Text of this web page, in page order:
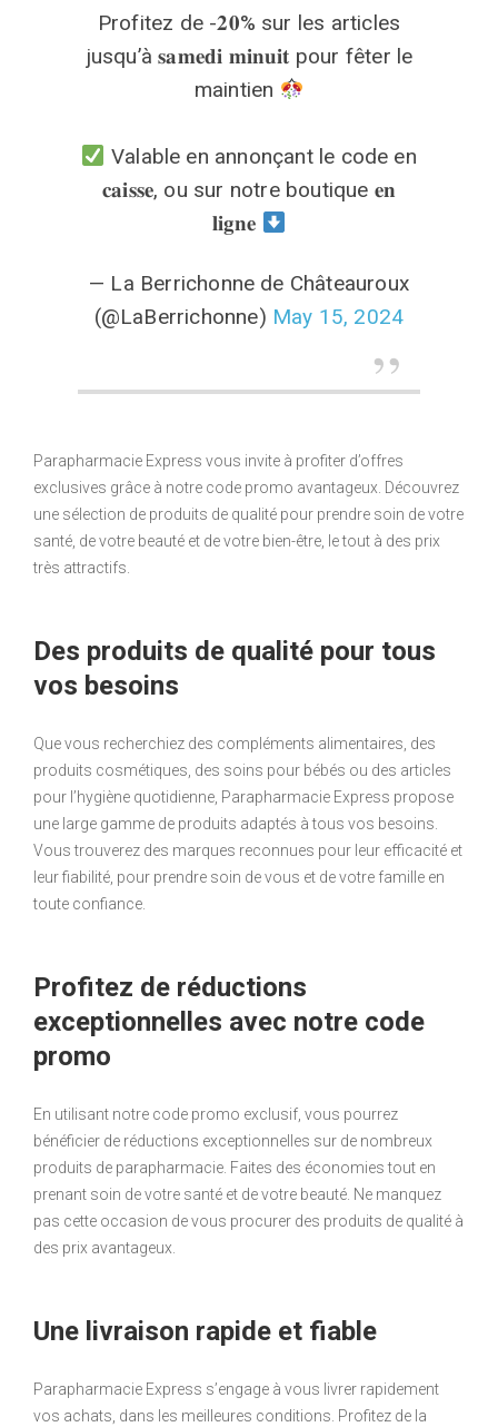
Profitez de -𝟐𝟎% sur les articles
jusqu’à 𝐬𝐚𝐦𝐞𝐝𝐢 𝐦𝐢𝐧𝐮𝐢𝐭 pour fêter le
maintien
Valable en annonçant le code en
𝐜𝐚𝐢𝐬𝐬𝐞, ou sur notre boutique 𝐞𝐧
𝐥𝐢𝐠𝐧𝐞
— La Berrichonne de Châteauroux
(@LaBerrichonne) May 15, 2024
Parapharmacie Express vous invite à profiter d’offres
exclusives grâce à notre code promo avantageux. Découvrez
une sélection de produits de qualité pour prendre soin de votre
santé, de votre beauté et de votre bien-être, le tout à des prix
très attractifs.
Des produits de qualité pour tous
vos besoins
Que vous recherchiez des compléments alimentaires, des
produits cosmétiques, des soins pour bébés ou des articles
pour l’hygiène quotidienne, Parapharmacie Express propose
une large gamme de produits adaptés à tous vos besoins.
Vous trouverez des marques reconnues pour leur efficacité et
leur fiabilité, pour prendre soin de vous et de votre famille en
toute confiance.
Profitez de réductions
exceptionnelles avec notre code
promo
En utilisant notre code promo exclusif, vous pourrez
bénéficier de réductions exceptionnelles sur de nombreux
produits de parapharmacie. Faites des économies tout en
prenant soin de votre santé et de votre beauté. Ne manquez
pas cette occasion de vous procurer des produits de qualité à
des prix avantageux.
Une livraison rapide et fiable
Parapharmacie Express s’engage à vous livrer rapidement
vos achats, dans les meilleures conditions. Profitez de la